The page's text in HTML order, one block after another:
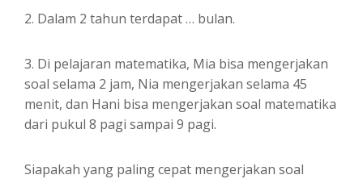
2. Dalam 2 tahun terdapat … bulan.
3. Di pelajaran matematika, Mia bisa mengerjakan
soal selama 2 jam, Nia mengerjakan selama 45
menit, dan Hani bisa mengerjakan soal matematika
dari pukul 8 pagi sampai 9 pagi.
Siapakah yang paling cepat mengerjakan soal